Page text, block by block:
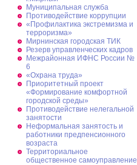
Муниципальная cлужба
Противодействие коррупции
«Профилактика экстремизма и
терроризма»
Мирнинская городская ТИК
Резерв управленческих кадров
Межрайонная ИФНС России №
6
«Охрана труда»
Приоритетный проект
«Формирование комфортной
городской среды»
Противодействие нелегальной
занятости
Неформальная занятость и
работники предпенсионного
возраста
Территориальное
общественное самоуправление